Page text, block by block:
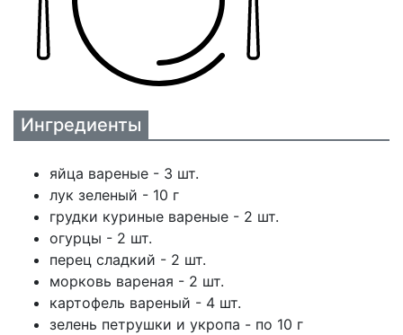
Ингредиенты
яйца вареные - 3 шт.
лук зеленый - 10 г
грудки куриные вареные - 2 шт.
огурцы - 2 шт.
перец сладкий - 2 шт.
морковь вареная - 2 шт.
картофель вареный - 4 шт.
зелень петрушки и укропа - по 10 г